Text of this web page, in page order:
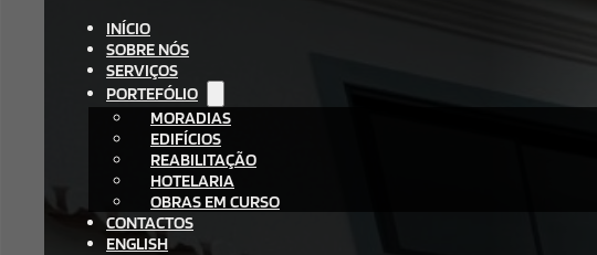
INÍCIO
SOBRE NÓS
SERVIÇOS
PORTEFÓLIO
MORADIAS
EDIFÍCIOS
REABILITAÇÃO
HOTELARIA
OBRAS EM CURSO
CONTACTOS
ENGLISH